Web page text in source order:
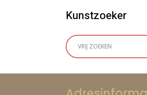
Kunstzoeker